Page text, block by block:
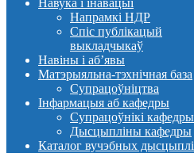
Навука і інавацыі
Напрамкі НДР
Спіс публікацый
выкладчыкаў
Навіны i аб’явы
Матэрыяльна-тэхнічная база
Супрацоўніцтва
Інфармацыя аб кафедры
Супрацоўнікі кафедры
Дысцыпліны кафедры
Каталог вучэбных